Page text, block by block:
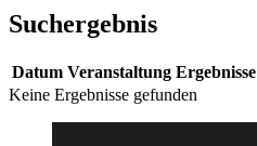
Suchergebnis
Datum Veranstaltung Ergebnisse
Keine Ergebnisse gefunden